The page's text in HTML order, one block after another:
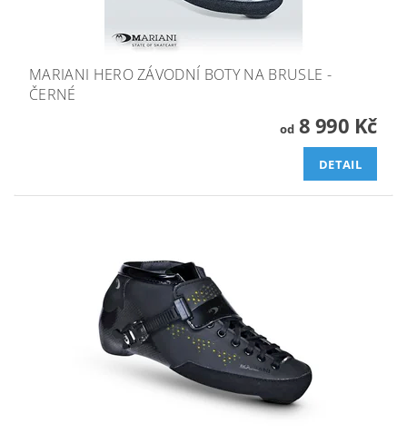
MARIANI HERO ZÁVODNÍ BOTY NA BRUSLE -
ČERNÉ
od8 990 Kč
DETAIL